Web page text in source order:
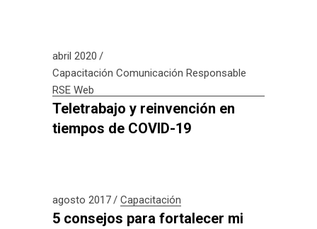
abril 2020
Capacitación Comunicación Responsable
RSE Web
Teletrabajo y reinvención en
tiempos de COVID-19
agosto 2017 Capacitación
5 consejos para fortalecer mi